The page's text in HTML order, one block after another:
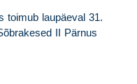
toimub laupäeval 31.
II Pärnus